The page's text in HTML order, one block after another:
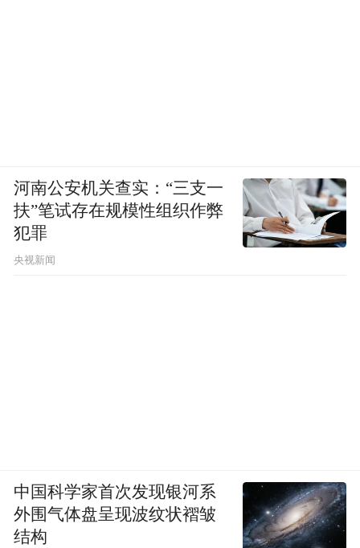
河南公安机关查实：“三支一
扶”笔试存在规模性组织作弊
犯罪
央视新闻
中国科学家首次发现银河系
外围气体盘呈现波纹状褶皱
结构